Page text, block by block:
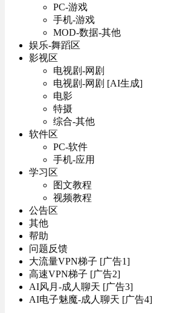
PC-游戏
手机-游戏
MOD-数据-其他
娱乐-舞蹈区
影视区
电视剧-网剧
电视剧-网剧 [AI生成]
电影
特摄
综合-其他
软件区
PC-软件
手机-应用
学习区
图文教程
视频教程
公告区
其他
帮助
问题反馈
大流量VPN梯子 [广告1]
高速VPN梯子 [广告2]
AI风月-成人聊天 [广告3]
AI电子魅魔-成人聊天 [广告4]